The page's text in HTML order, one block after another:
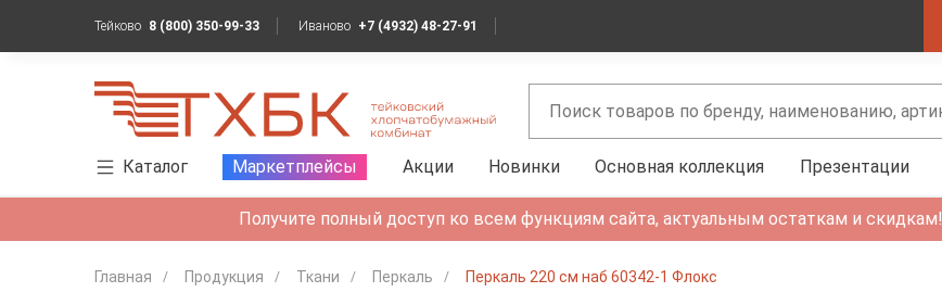
Тейково 8 (800) 350-99-33 Иваново +7 (4932) 48-27-91
Каталог Маркетплейсы Акции Новинки Основная коллекция Презентации
Получите полный доступ ко всем функциям сайта, актуальным остаткам и скидкам!
Главная Продукция Ткани Перкаль Перкаль 220 см наб 60342-1 Флокс